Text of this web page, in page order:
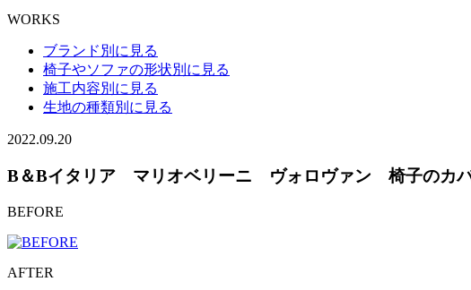
WORKS
ブランド別に見る
椅子やソファの形状別に見る
施工内容別に見る
生地の種類別に見る
2022.09.20
B＆Bイタリア マリオベリーニ ヴォロヴァン 椅子のカバ
BEFORE
AFTER